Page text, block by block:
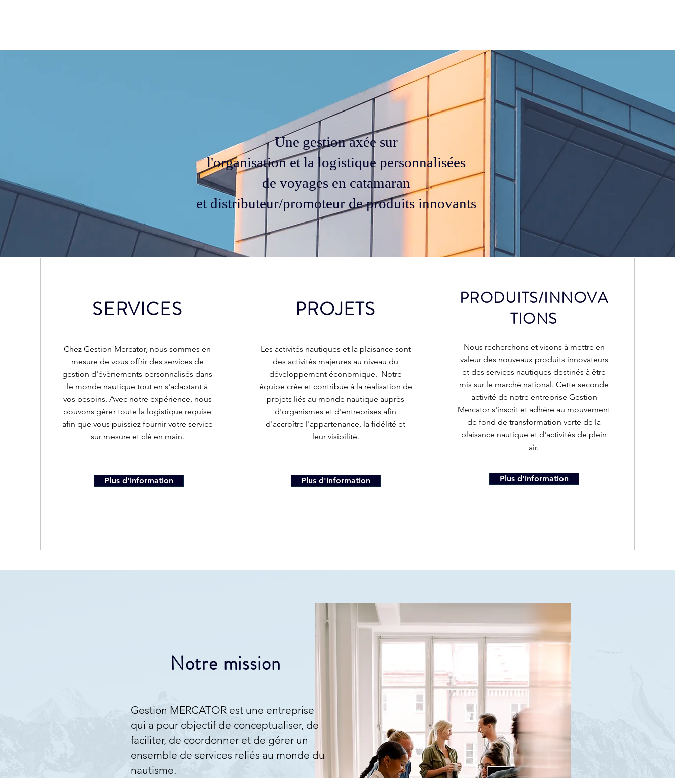
Une gestion axée sur
l'organisation et la logistique personnalisées
de voyages en catamaran
et distributeur/promoteur de produits innovants
SERVICES
Chez Gestion Mercator, nous sommes en
mesure de vous offrir des services de
gestion d'évènements personnalisés dans
le monde nautique tout en s'adaptant à
vos besoins. Avec notre expérience, nous
pouvons gérer toute la logistique requise
afin que vous puissiez fournir votre service
sur mesure et clé en main.
Plus d'information
PROJETS
Les activités nautiques et la plaisance sont
des activités majeures au niveau du
développement économique. Notre
équipe crée et contribue à la réalisation de
projets liés au monde nautique auprès
d'organismes et d'entreprises afin
d'accroître l'appartenance, la fidélité et
leur visibilité.
Plus d'information
PRODUITS/INNOVA
TIONS
Nous recherchons et visons à mettre en
valeur des nouveaux produits innovateurs
et des services nautiques destinés à être
mis sur le marché national. Cette seconde
activité de notre entreprise Gestion
Mercator s'inscrit et adhère au mouvement
de fond de transformation verte de la
plaisance nautique et d'activités de plein
air.
Plus d'information
Gestion MERCATOR est une entreprise
qui a pour objectif de conceptualiser, de
faciliter, de coordonner et de gérer un
ensemble de services reliés au monde du
nautisme.
Notre mission